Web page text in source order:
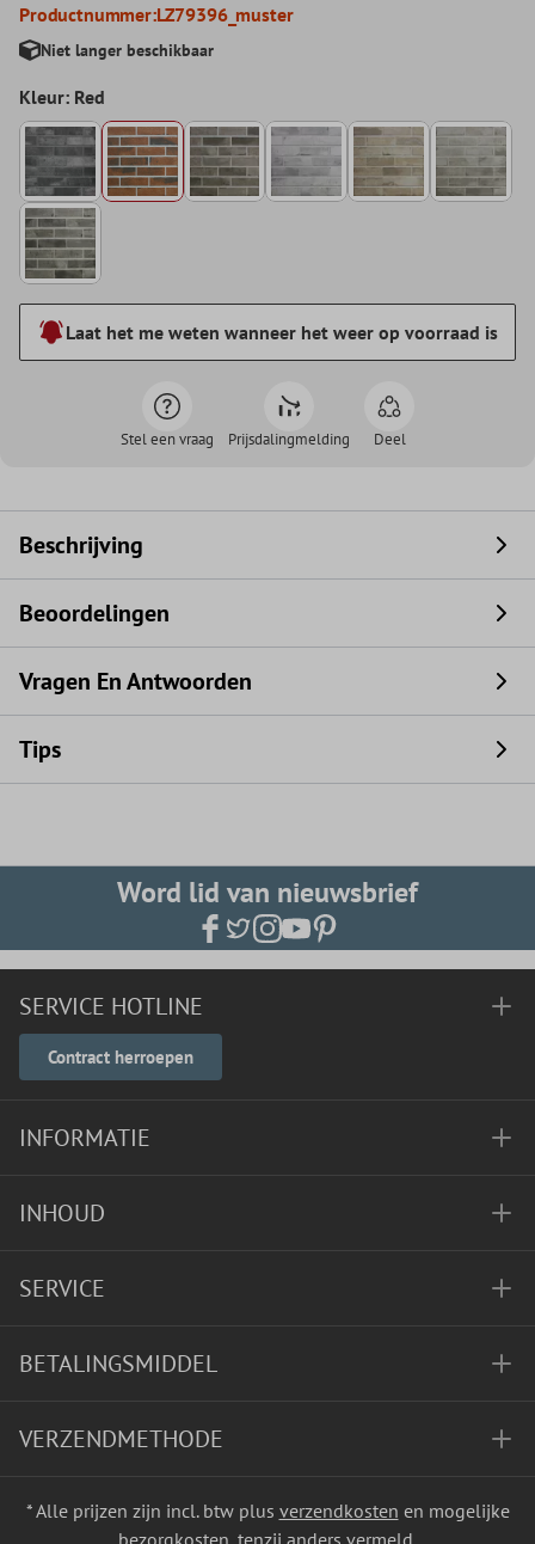
Productnummer:LZ79396_muster
Niet langer beschikbaar
Kleur: Red
Laat het me weten wanneer het weer op voorraad is
Stel een vraag Prijsdalingmelding Deel
Beschrijving
Beoordelingen
Vragen En Antwoorden
Tips
Word lid van nieuwsbrief
SERVICE HOTLINE
Contract herroepen
INFORMATIE
INHOUD
SERVICE
BETALINGSMIDDEL
VERZENDMETHODE
* Alle prijzen zijn incl. btw plus verzendkosten en mogelijke